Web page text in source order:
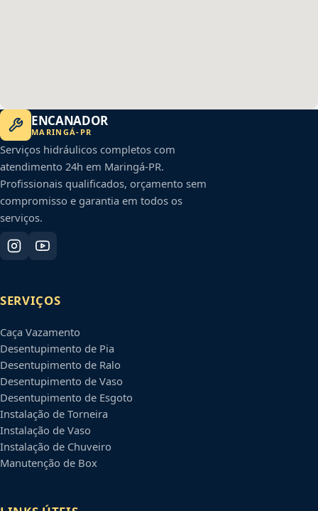
ENCANADOR
MARINGÁ- PR
Serviços hidráulicos completos com
atendimento 24h em Maringá-PR.
Profissionais qualificados, orçamento sem
compromisso e garantia em todos os
serviços.
SERVIÇOS
Caça Vazamento
Desentupimento de Pia
Desentupimento de Ralo
Desentupimento de Vaso
Desentupimento de Esgoto
Instalação de Torneira
Instalação de Vaso
Instalação de Chuveiro
Manutenção de Box